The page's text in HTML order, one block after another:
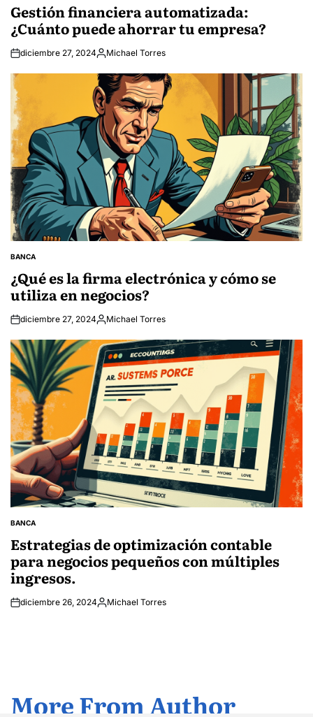
Gestión financiera automatizada:
¿Cuánto puede ahorrar tu empresa?
diciembre 27, 2024Posted
Michael Torres
POSTED
BANCA
¿Qué es la firma electrónica y cómo se
utiliza en negocios?
diciembre 27, 2024Posted
Michael Torres
POSTED
BANCA
Estrategias de optimización contable
para negocios pequeños con múltiples
ingresos.
diciembre 26, 2024Posted
Michael Torres
More From Author